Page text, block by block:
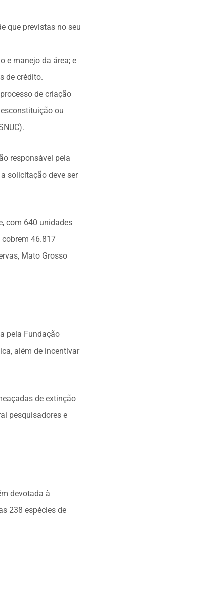
que previstas no seu
e manejo da área; e
de crédito.
de criação
ou
responsável pela
solicitação deve ser
com 640 unidades
46.817
Mato Grosso
pela Fundação
além de incentivar
de extinção
pesquisadores e
devotada à
238 espécies de